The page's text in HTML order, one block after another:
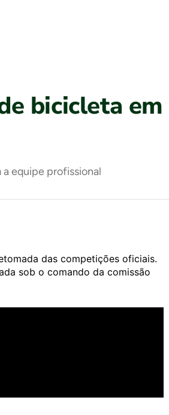
bicicleta
equipe profissional
das competições oficiais.
sob o comando da comissão